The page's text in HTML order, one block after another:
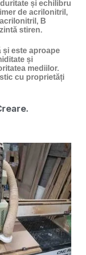
și echilibru
de acrilonitril,
B
stiren.
și este aproape
și
mediilor.
cu proprietăți